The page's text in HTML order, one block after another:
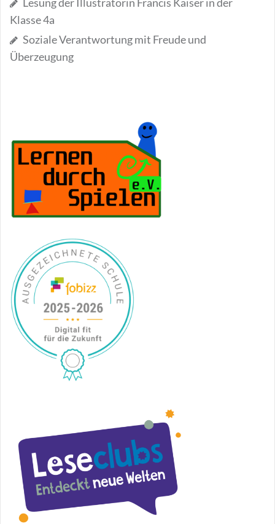
Klasse 4a
Soziale Verantwortung mit Freude und
Überzeugung